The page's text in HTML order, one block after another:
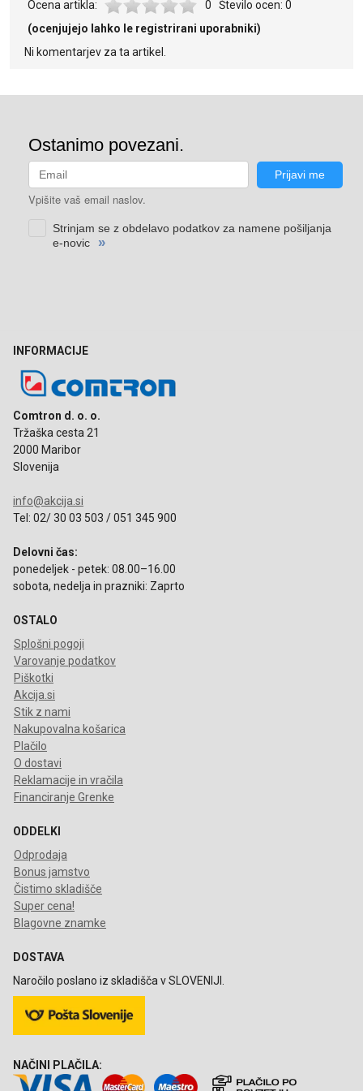
Ocena artikla:
0 Število ocen: 0
(ocenjujejo lahko le registrirani uporabniki)
Ni komentarjev za ta artikel.
INFORMACIJE
Comtron d. o. o.
Tržaška cesta 21
2000 Maribor
Slovenija
info@akcija.si
Tel: 02/ 30 03 503 / 051 345 900
Delovni čas:
ponedeljek - petek: 08.00–16.00
sobota, nedelja in prazniki: Zaprto
OSTALO
Splošni pogoji
Varovanje podatkov
Piškotki
Akcija.si
Stik z nami
Nakupovalna košarica
Plačilo
O dostavi
Reklamacije in vračila
Financiranje Grenke
ODDELKI
Odprodaja
Bonus jamstvo
Čistimo skladišče
Super cena!
Blagovne znamke
DOSTAVA
Naročilo poslano iz skladišča v SLOVENIJI.
NAČINI PLAČILA: